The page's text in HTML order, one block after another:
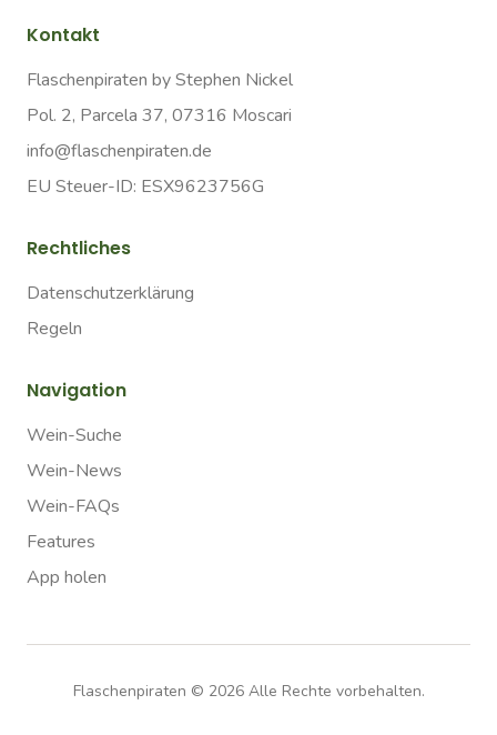
Kontakt
Flaschenpiraten by Stephen Nickel
Pol. 2, Parcela 37, 07316 Moscari
info@flaschenpiraten.de
EU Steuer-ID: ESX9623756G
Rechtliches
Datenschutzerklärung
Regeln
Navigation
Wein-Suche
Wein-News
Wein-FAQs
Features
App holen
Flaschenpiraten © 2026Alle Rechte vorbehalten.